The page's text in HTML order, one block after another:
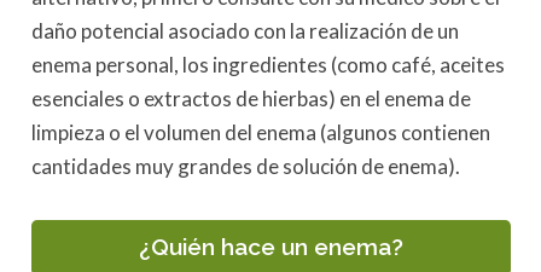
daño potencial asociado con la realización de un
enema personal, los ingredientes (como café, aceites
esenciales o extractos de hierbas) en el enema de
limpieza o el volumen del enema (algunos contienen
cantidades muy grandes de solución de enema).
¿Quién hace un enema?